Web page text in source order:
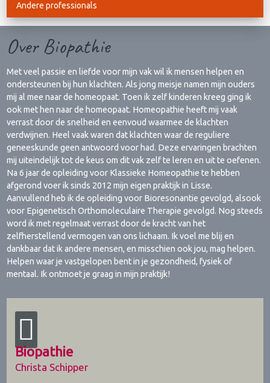
Andere professionals
Over Biopathie
Met veel passie en liefde voor mijn vak wil ik mensen helpen en
ondersteunen bij hun klachten. Als jong meisje namen mijn ouders
mij al mee naar de homeopaat. Toen ik zelf kinderen kreeg ging ik
ook met hen naar de homeopaat. Homeopathie heeft mij vaak
verrast door de snelheid en eenvoud waarmee de klachten
verdwijnen. Heel vaak waren dat klachten waar de reguliere
geneeskunde geen antwoord voor had. Deze ervaringen brachten
mij uiteindelijk tot de keus om dit vak zelf te leren en uit te oefenen.
Na 6 jaar de opleiding voor Klassieke Homeopathie te hebben
afgerond voer ik sinds 2012 mijn eigen praktijk in Lisse.
Aanvullend heb ik de opleiding voor Bioresonantie gevolgd, alsook
voor Epigenetisch Orthomoleculaire Therapie gevolgd. Nog steeds
word ik met regelmaat verrast door de kracht van het
zelfherstellend vermogen van ons lichaam. Ik voel me blij en
dankbaar dat ik andere mensen, en misschien ook jou, mag helpen.
Helpen waar je vastgelopen bent in je gezondheid, fysiek of
mentaal. Ik ontmoet je graag in mijn praktijk!
Biopathie
Christa Schipper